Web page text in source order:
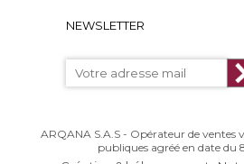
NEWSLETTER
ARQANA S.A.S - Opérateur de ventes
publiques agréé en date du